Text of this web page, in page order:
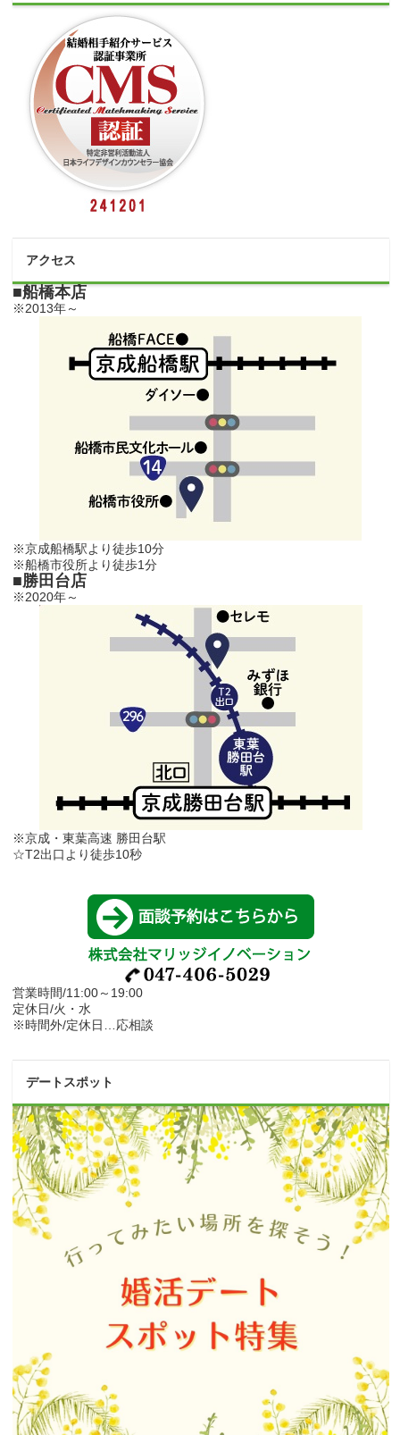
アクセス
■船橋本店
※2013年～
※京成船橋駅より徒歩10分
※船橋市役所より徒歩1分
■勝田台店
※2020年～
※京成・東葉高速 勝田台駅
☆T2出口より徒歩10秒
営業時間/11:00～19:00
定休日/火・水
※時間外/定休日…応相談
デートスポット